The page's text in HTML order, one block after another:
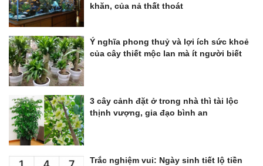
khăn, của nả thất thoát
Ý nghĩa phong thuỷ và lợi ích sức khoẻ
của cây thiết mộc lan mà ít người biết
3 cây cảnh đặt ở trong nhà thì tài lộc
thịnh vượng, gia đạo bình an
Trắc nghiệm vui: Ngày sinh tiết lộ tiền